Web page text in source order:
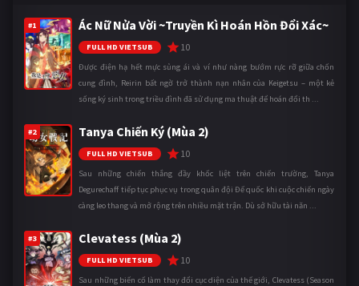
#1 Ác Nữ Nửa Vời ~Truyền Kì Hoán Hồn Đổi Xác~
FULL HD VIETSUB 10
Được điện hạ hết mực sủng ái và ví như nàng bướm rực rỡ giữa chốn
cung đình, Reirin bất ngờ trở thành nạn nhân của Keigetsu – một kẻ
sống ký sinh trong triều đình đã sử dụng ma thuật để hoán đổi th ...
#2 Tanya Chiến Ký (Mùa 2)
FULL HD VIETSUB 10
Sau những chiến thắng đầy khốc liệt trên chiến trường, Tanya
Degurechaff tiếp tục phục vụ trong quân đội Đế quốc khi cuộc chiến ngày
càng leo thang và mở rộng trên nhiều mặt trận. Dù sở hữu tài năn ...
#3 Clevatess (Mùa 2)
FULL HD VIETSUB 10
Sau những biến cố làm thay đổi cục diện của thế giới, Clevatess (Season